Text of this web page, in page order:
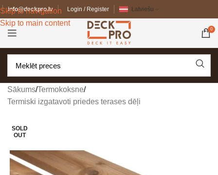
Skip to navigation
Skip to main content
info@deckpro.lv Login / Register Latviešu
0
Sākums/Termokoksne/
Termiski izgatavoti priedes terases dēļi
SOLD
OUT